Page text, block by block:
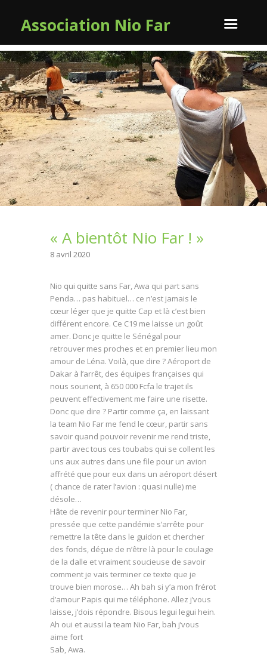
Association Nio Far
« A bientôt Nio Far ! »
8 avril 2020
Nio qui quitte sans Far, Awa qui part sans
Penda… pas habituel… ce n’est jamais le
cœur léger que je quitte Cap et là c’est bien
différent encore. Ce C19 me laisse un goût
amer. Donc je quitte le Sénégal pour
retrouver mes proches et en premier lieu mon
amour de Léna. Voilà, que dire ? Aéroport de
Dakar à l’arrêt, des équipes françaises qui
nous sourient, à 650 000 Fcfa le trajet ils
peuvent effectivement me faire une risette.
Donc que dire ? Partir comme ça, en laissant
la team Nio Far me fend le cœur, partir sans
savoir quand pouvoir revenir me rend triste,
partir avec tous ces toubabs qui se collent les
uns aux autres dans une file pour un avion
affrété que pour eux dans un aéroport désert
( chance de rater l’avion : quasi nulle) me
désole…
Hâte de revenir pour terminer Nio Far,
pressée que cette pandémie s’arrête pour
remettre la tête dans le guidon et chercher
des fonds, déçue de n’être là pour le coulage
de la dalle et vraiment soucieuse de savoir
comment je vais terminer ce texte que je
trouve bien morose… Ah bah si y’a mon frérot
d’amour Papis qui me téléphone. Allez j’vous
laisse, j’dois répondre. Bisous legui legui hein.
Ah oui et aussi la team Nio Far, bah j’vous
aime fort
Sab, Awa.